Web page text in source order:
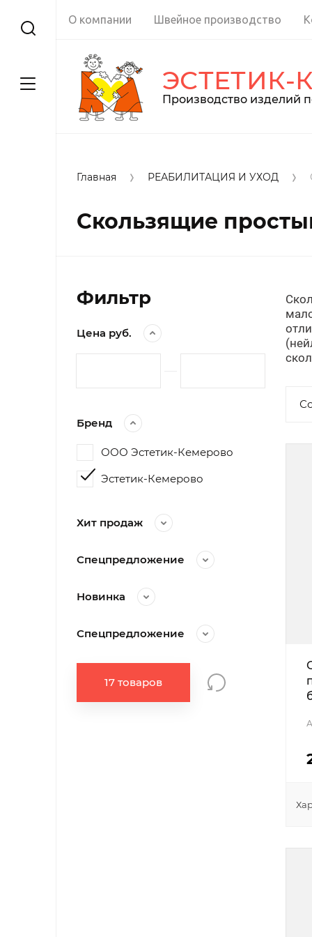
О компании Швейное производство
Производство изделий
Главная РЕАБИЛИТАЦИЯ И УХОД
Скользящие
Фильтр
Цена руб.
Бренд
ООО Эстетик-Кемерово
Эстетик-Кемерово
Хит продаж
Спецпредложение
Новинка
Спецпредложение
17 товаров